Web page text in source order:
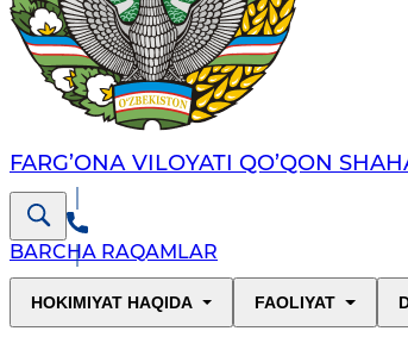
FARG’ОNА VILОYATI QO’QON
BARCHA RAQAMLAR
HOKIMIYAT HAQIDA FAOLIYAT